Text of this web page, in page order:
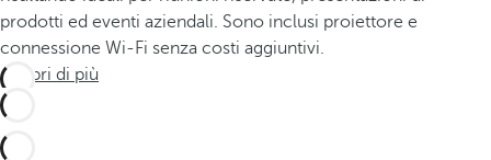
prodotti ed eventi aziendali. Sono inclusi proiettore e
connessione Wi-Fi senza costi aggiuntivi.
Scopri di più